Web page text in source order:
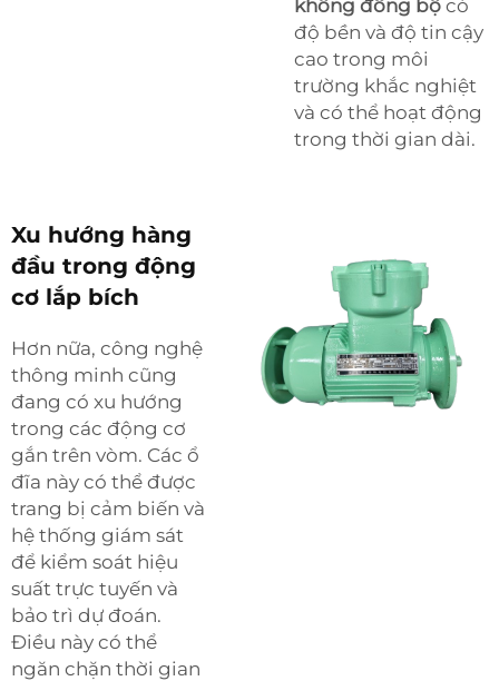
không đồng bộ có
độ bền và độ tin cậy
cao trong môi
trường khắc nghiệt
và có thể hoạt động
trong thời gian dài.
Xu hướng hàng
đầu trong động
cơ lắp bích
Hơn nữa, công nghệ
thông minh cũng
đang có xu hướng
trong các động cơ
gắn trên vòm. Các ổ
đĩa này có thể được
trang bị cảm biến và
hệ thống giám sát
để kiểm soát hiệu
suất trực tuyến và
bảo trì dự đoán.
Điều này có thể
ngăn chặn thời gian